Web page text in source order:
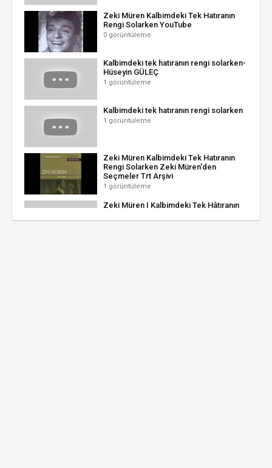
Zeki Müren Kalbimdeki Tek Hatıranın
Rengi Solarken YouTube
0 görüntüleme
Kalbimdeki tek hatıranın rengi solarken-
Hüseyin GÜLEÇ
1 görüntüleme
Kalbimdeki tek hatıranın rengi solarken
1 görüntüleme
Zeki Müren Kalbimdeki Tek Hatıranın
Rengi Solarken Zeki Müren'den
Seçmeler Trt Arşivi
1 görüntüleme
Zeki Müren | Kalbimdeki Tek Hâtıranın